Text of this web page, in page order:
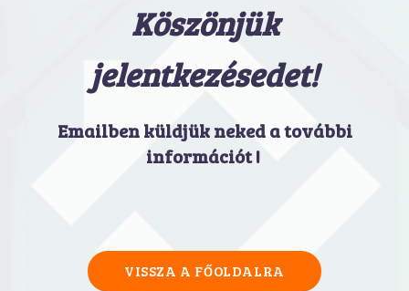
Köszönjük
jelentkezésedet!
Emailben küldjük neked a további
információt !
VISSZA A FŐOLDALRA